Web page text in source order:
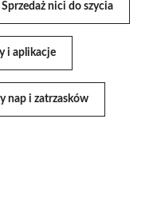
Sprzedaż nici do szycia
i aplikacje
nap i zatrzasków